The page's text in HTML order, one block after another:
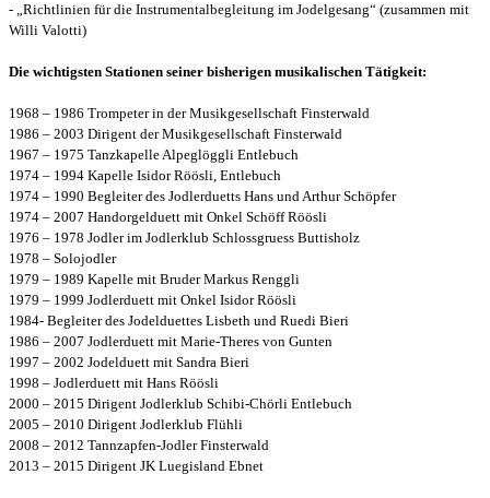
- „Richtlinien für die Instrumentalbegleitung im Jodelgesang“ (zusammen mit
Willi Valotti)
Die wichtigsten Stationen seiner bisherigen musikalischen Tätigkeit:
1968 – 1986 Trompeter in der Musikgesellschaft Finsterwald
1986 – 2003 Dirigent der Musikgesellschaft Finsterwald
1967 – 1975 Tanzkapelle Alpeglöggli Entlebuch
1974 – 1994 Kapelle Isidor Röösli, Entlebuch
1974 – 1990 Begleiter des Jodlerduetts Hans und Arthur Schöpfer
1974 – 2007 Handorgelduett mit Onkel Schöff Röösli
1976 – 1978 Jodler im Jodlerklub Schlossgruess Buttisholz
1978 – Solojodler
1979 – 1989 Kapelle mit Bruder Markus Renggli
1979 – 1999 Jodlerduett mit Onkel Isidor Röösli
1984- Begleiter des Jodelduettes Lisbeth und Ruedi Bieri
1986 – 2007 Jodlerduett mit Marie-Theres von Gunten
1997 – 2002 Jodelduett mit Sandra Bieri
1998 – Jodlerduett mit Hans Röösli
2000 – 2015 Dirigent Jodlerklub Schibi-Chörli Entlebuch
2005 – 2010 Dirigent Jodlerklub Flühli
2008 – 2012 Tannzapfen-Jodler Finsterwald
2013 – 2015 Dirigent JK Luegisland Ebnet